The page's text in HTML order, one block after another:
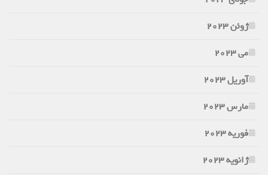
ژوئن 2023
می 2023
آوریل 2023
مارس 2023
فوریه 2023
ژانویه 2023